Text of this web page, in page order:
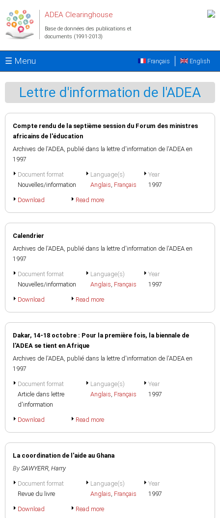
ADEA Clearinghouse
Base de données des publications et
documents (1991-2013)
☰ Menu English
Français
Lettre d'information de l'ADEA
Compte rendu de la septième session du Forum des ministres
africains de l'éducation
Archives de l'ADEA, publié dans la lettre d'information de l'ADEA en
1997
Document format
Nouvelles/information
Language(s)
Anglais, Français
Year
1997
Download Read more
Calendrier
Archives de l'ADEA, publié dans la lettre d'information de l'ADEA en
1997
Document format
Nouvelles/information
Language(s)
Anglais, Français
Year
1997
Download Read more
Dakar, 14-18 octobre : Pour la première fois, la biennale de
l'ADEA se tient en Afrique
Archives de l'ADEA, publié dans la lettre d'information de l'ADEA en
1997
Document format
Article dans lettre
d'information
Language(s)
Anglais, Français
Year
1997
Download Read more
La coordination de l'aide au Ghana
By SAWYERR, Harry
Document format
Revue du livre
Language(s)
Anglais, Français
Year
1997
Download Read more